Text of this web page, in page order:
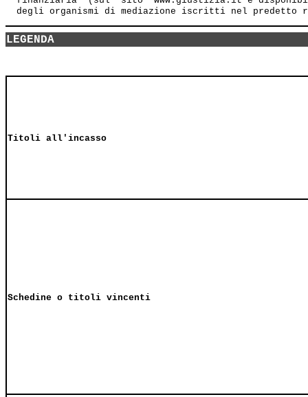
LEGENDA
Titoli all'incasso
Schedine o titoli vincenti